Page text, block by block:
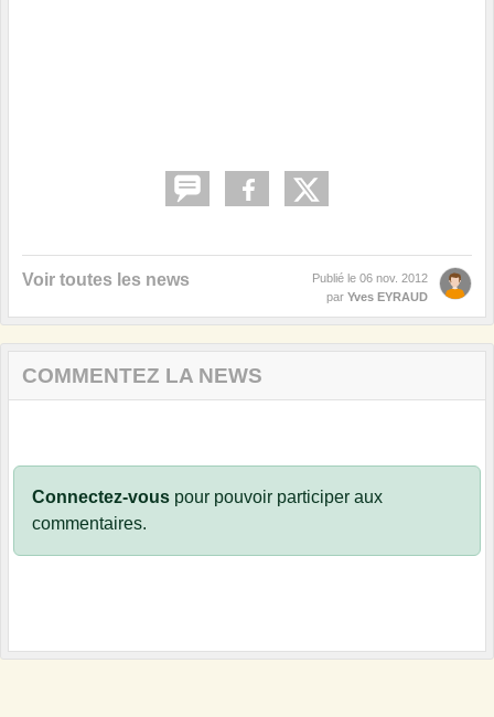
Voir toutes les news Publié le 06 nov. 2012
par Yves EYRAUD
COMMENTEZ LA NEWS
Connectez-vous pour pouvoir participer aux
commentaires.